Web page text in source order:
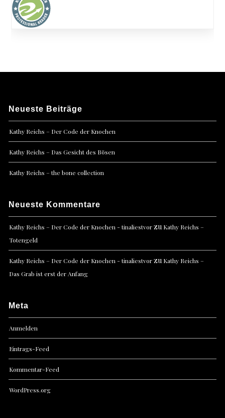
Neueste Beiträge
Kathy Reichs – Der Code der Knochen
Kathy Reichs – Das Gesicht des Bösen
Kathy Reichs – the bone collection
Neueste Kommentare
Kathy Reichs – Der Code der Knochen - tinaliestvorzu Kathy Reichs –
Totengeld
Kathy Reichs – Der Code der Knochen - tinaliestvorzu Kathy Reichs –
Das Grab ist erst der Anfang
Meta
Anmelden
Eintrags-Feed
Kommentar-Feed
WordPress.org